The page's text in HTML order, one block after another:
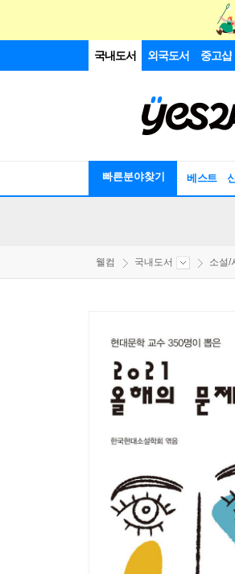
국내도서 외국도서 중고샵
빠른분야찾기 베스트
웰컴 국내도서 소설/